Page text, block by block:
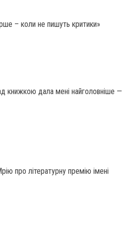
– коли не пишуть критики»
книжкою дала мені найголовніше —
про літературну премію імені